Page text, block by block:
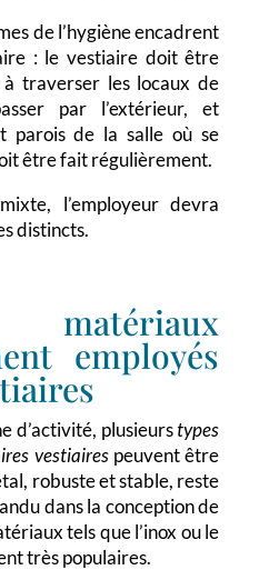
de l’hygiène encadrent
: le vestiaire doit être
à traverser les locaux de
par l’extérieur, et
parois de la salle où se
être fait régulièrement.
l’employeur devra
distincts.
employés
d’activité, plusieurstypes
vestiairespeuvent être
robuste et stable, reste
dans la conception de
tels que l’inox ou le
très populaires.